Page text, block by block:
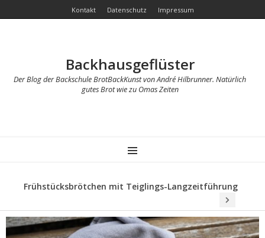
Kontakt Datenschutz Impressum
Backhausgeflüster
Der Blog der Backschule BrotBackKunst von André Hilbrunner. Natürlich
gutes Brot wie zu Omas Zeiten
MENU
Frühstücksbrötchen mit Teiglings-Langzeitführung